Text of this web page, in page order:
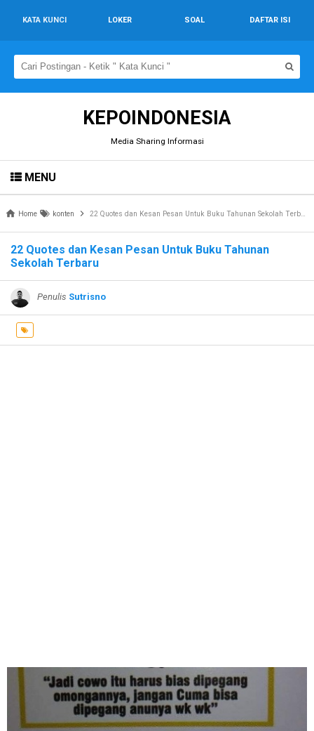
KATA KUNCI LOKER SOAL DAFTAR ISI
KEPOINDONESIA
Media Sharing Informasi
MENU
Home konten 22 Quotes dan Kesan Pesan Untuk Buku Tahunan Sekolah Terbaru
22 Quotes dan Kesan Pesan Untuk Buku Tahunan
Sekolah Terbaru
Penulis Sutrisno